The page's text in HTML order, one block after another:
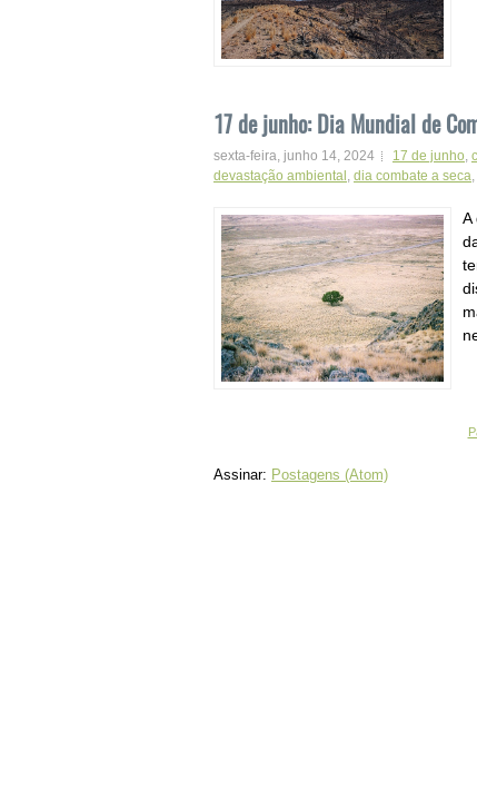
17 de junho: Dia Mundial de
sexta-feira, junho 14, 2024 17 de junho
devastação ambiental dia combate a seca
A
Assinar: Postagens (Atom)